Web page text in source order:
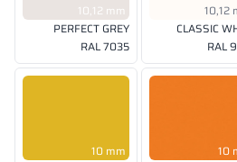
10,12 mm
PERFECT GREY
RAL 7035
10,12
CLASSIC
RAL
10 mm
10